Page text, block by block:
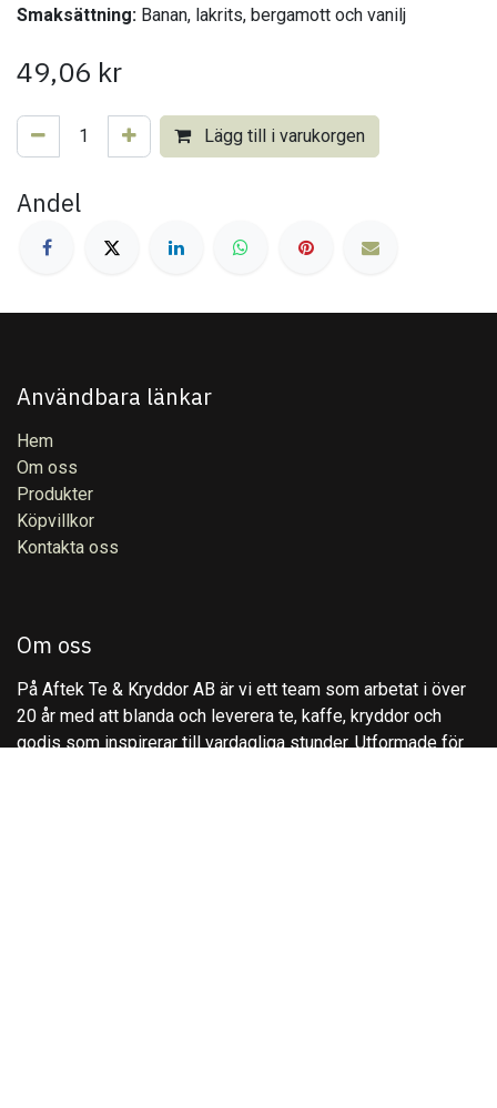
Smaksättning: Banan, lakrits, bergamott och vanilj
49,06 kr
Lägg till i varukorgen
Andel
Användbara länkar
Hem
Om oss
Produkter
Köpvillkor
Kontakta oss
Om oss
På Aftek Te & Kryddor AB är vi ett team som arbetat i över
20 år med att blanda och leverera te, kaffe, kryddor och
godis som inspirerar till vardagliga stunder. Utformade för